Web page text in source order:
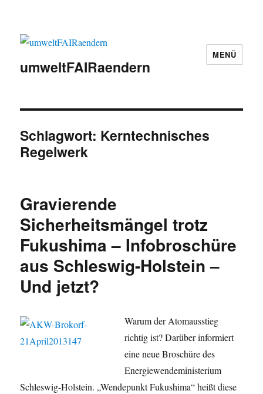
umweltFAIRaendern
MENÜ
Schlagwort: Kerntechnisches
Regelwerk
Gravierende
Sicherheitsmängel trotz
Fukushima – Infobroschüre
aus Schleswig-Holstein –
Und jetzt?
Warum der Atomausstieg
richtig ist? Darüber informiert
eine neue Broschüre des
Energiewendeministerium
Schleswig-Holstein. „Wendepunkt Fukushima“ heißt diese